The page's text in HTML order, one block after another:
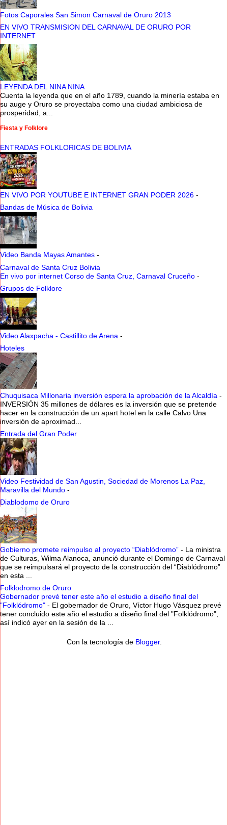
Fotos Caporales San Simon Carnaval de Oruro 2013
EN VIVO TRANSMISION DEL CARNAVAL DE ORURO POR
INTERNET
LEYENDA DEL NINA NINA
Cuenta la leyenda que en el año 1789, cuando la minería estaba en
su auge y Oruro se proyectaba como una ciudad ambiciosa de
prosperidad, a...
Fiesta y Folklore
ENTRADAS FOLKLORICAS DE BOLIVIA
EN VIVO POR YOUTUBE E INTERNET GRAN PODER 2026 -
Bandas de Música de Bolivia
Video Banda Mayas Amantes -
Carnaval de Santa Cruz Bolivia
En vivo por internet Corso de Santa Cruz, Carnaval Cruceño -
Grupos de Folklore
Video Alaxpacha - Castillito de Arena -
Hoteles
Chuquisaca Millonaria inversión espera la aprobación de la Alcaldía -
INVERSIÓN 35 millones de dólares es la inversión que se pretende
hacer en la construcción de un apart hotel en la calle Calvo Una
inversión de aproximad...
Entrada del Gran Poder
Video Festividad de San Agustin, Sociedad de Morenos La Paz,
Maravilla del Mundo -
Diablodomo de Oruro
Gobierno promete reimpulso al proyecto “Diablódromo” - La ministra
de Culturas, Wilma Alanoca, anunció durante el Domingo de Carnaval
que se reimpulsará el proyecto de la construcción del “Diablódromo”
en esta ...
Folklodromo de Oruro
Gobernador prevé tener este año el estudio a diseño final del
"Folklódromo" - El gobernador de Oruro, Víctor Hugo Vásquez prevé
tener concluido este año el estudio a diseño final del "Folklódromo",
así indicó ayer en la sesión de la ...
Con la tecnología de Blogger.